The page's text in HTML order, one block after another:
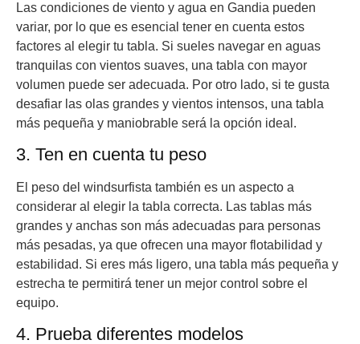
Las condiciones de viento y agua en Gandia pueden
variar, por lo que es esencial tener en cuenta estos
factores al elegir tu tabla. Si sueles navegar en aguas
tranquilas con vientos suaves, una tabla con mayor
volumen puede ser adecuada. Por otro lado, si te gusta
desafiar las olas grandes y vientos intensos, una tabla
más pequeña y maniobrable será la opción ideal.
3. Ten en cuenta tu peso
El peso del windsurfista también es un aspecto a
considerar al elegir la tabla correcta. Las tablas más
grandes y anchas son más adecuadas para personas
más pesadas, ya que ofrecen una mayor flotabilidad y
estabilidad. Si eres más ligero, una tabla más pequeña y
estrecha te permitirá tener un mejor control sobre el
equipo.
4. Prueba diferentes modelos